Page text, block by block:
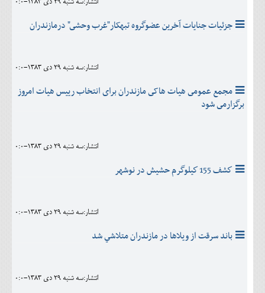
انتشار:سه شنبه 29 دی 1383-0:0
جزئيات جنايات آخرين عضوگروه تبهکار"غرب وحشى" درمازندران
انتشار:سه شنبه 29 دی 1383-0:0
مجمع عمومى هيات هاکى مازندران براى انتخاب رييس هيات امروز
برگزارمى شود
انتشار:سه شنبه 29 دی 1383-0:0
كشف 155 كيلوگرم حشيش در نوشهر
انتشار:سه شنبه 29 دی 1383-0:0
باند سرقت از ويلاها در مازندران متلاشي شد
انتشار:سه شنبه 29 دی 1383-0:0